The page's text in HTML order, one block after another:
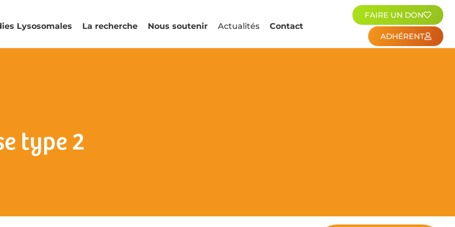
Lysosomales La recherche Nous soutenir Actualités Contact
FAIRE UN DON
ADHÉRENT
type 2